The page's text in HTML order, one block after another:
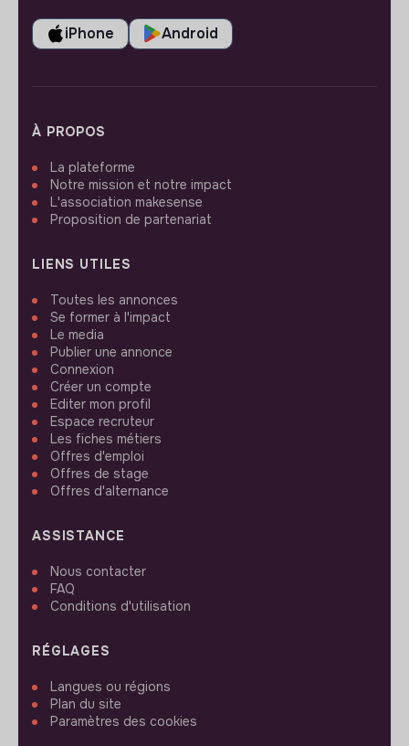
iPhone Android
À PROPOS
La plateforme
Notre mission et notre impact
L'association makesense
Proposition de partenariat
LIENS UTILES
Toutes les annonces
Se former à l'impact
Le media
Publier une annonce
Connexion
Créer un compte
Editer mon profil
Espace recruteur
Les fiches métiers
Offres d'emploi
Offres de stage
Offres d'alternance
ASSISTANCE
Nous contacter
FAQ
Conditions d'utilisation
RÉGLAGES
Langues ou régions
Plan du site
Paramètres des cookies